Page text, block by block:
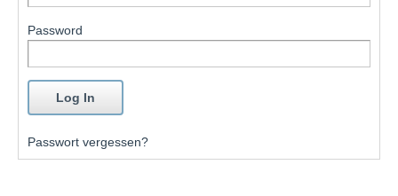
Password
Passwort vergessen?